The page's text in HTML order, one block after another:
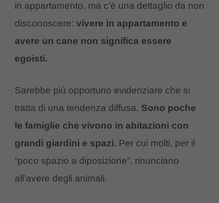
in appartamento, ma c’è una dettaglio da non
disconoscere: vivere in appartamento e
avere un cane non significa essere
egoisti.
Sarebbe più opportuno evidenziare che si
tratta di una tendenza diffusa. Sono poche
le famiglie che vivono in abitazioni con
grandi giardini e spazi. Per cui molti, per il
“poco spazio a diposizione”, rinunciano
all’avere degli animali.